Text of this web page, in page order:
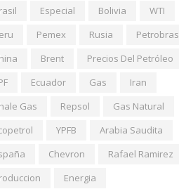
Especial Bolivia
WTI
Pemex Rusia
Petrobras
Brent
Precios Del Petróleo
Ecuador Gas
Iran
Gas
Repsol
Gas Natural
YPFB
Arabia Saudita
Chevron
Rafael Ramirez
Energia